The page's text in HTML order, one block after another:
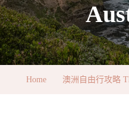
Home 澳洲自由行攻略